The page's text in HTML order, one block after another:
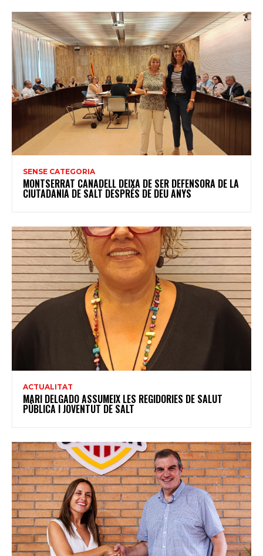
SENSE CATEGORIA
MONTSERRAT CANADELL DEIXA DE SER DEFENSORA DE LA
CIUTADANIA DE SALT DESPRÉS DE DEU ANYS
ACTUALITAT
MARI DELGADO ASSUMEIX LES REGIDORIES DE SALUT
PÚBLICA I JOVENTUT DE SALT